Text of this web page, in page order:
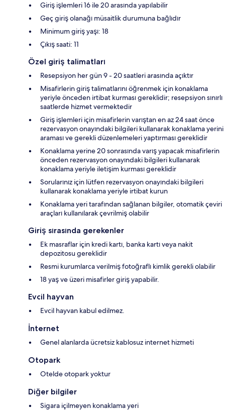
Giriş işlemleri 16 ile 20 arasında yapılabilir
Geç giriş olanağı müsaitlik durumuna bağlıdır
Minimum giriş yaşı: 18
Çıkış saati: 11
Özel giriş talimatları
Resepsiyon her gün 9 - 20 saatleri arasında açıktır
Misafirlerin giriş talimatlarını öğrenmek için konaklama
yeriyle önceden irtibat kurması gereklidir; resepsiyon sınırlı
saatlerde hizmet vermektedir
Giriş işlemleri için misafirlerin varıştan en az 24 saat önce
rezervasyon onayındaki bilgileri kullanarak konaklama yerini
araması ve gerekli düzenlemeleri yaptırması gereklidir
Konaklama yerine 20 sonrasında varış yapacak misafirlerin
önceden rezervasyon onayındaki bilgileri kullanarak
konaklama yeriyle iletişim kurması gereklidir
Sorularınız için lütfen rezervasyon onayındaki bilgileri
kullanarak konaklama yeriyle irtibat kurun
Konaklama yeri tarafından sağlanan bilgiler, otomatik çeviri
araçları kullanılarak çevrilmiş olabilir
Giriş sırasında gerekenler
Ek masraflar için kredi kartı, banka kartı veya nakit
depozitosu gereklidir
Resmi kurumlarca verilmiş fotoğraflı kimlik gerekli olabilir
18 yaş ve üzeri misafirler giriş yapabilir.
Evcil hayvan
Evcil hayvan kabul edilmez.
İnternet
Genel alanlarda ücretsiz kablosuz internet hizmeti
Otopark
Otelde otopark yoktur
Diğer bilgiler
Sigara içilmeyen konaklama yeri